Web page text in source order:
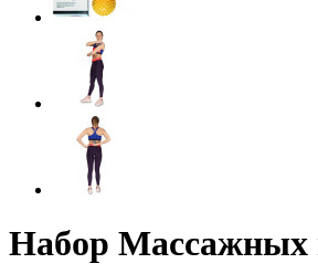
Набор Массажных